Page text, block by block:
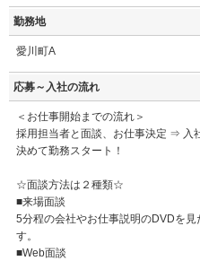
勤務地
愛川町A
応募～入社の流れ
＜お仕事開始までの流れ＞
採用担当者と面談、お仕事決定 ⇒ 入
決めて勤務スタート！
☆面談方法は２種類☆
■来場面談
5分程の会社やお仕事説明のDVDを
す。
■Web面談